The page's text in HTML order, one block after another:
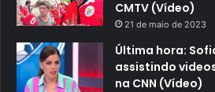
CMTV (Vídeo)
21 de maio de 2023
Última hora:
assistindo
na CNN (Vídeo)